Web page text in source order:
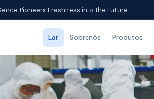
Pioneers Freshness into the Future
Lar Sobrenós Produtos